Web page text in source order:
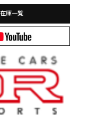
在庫一覧